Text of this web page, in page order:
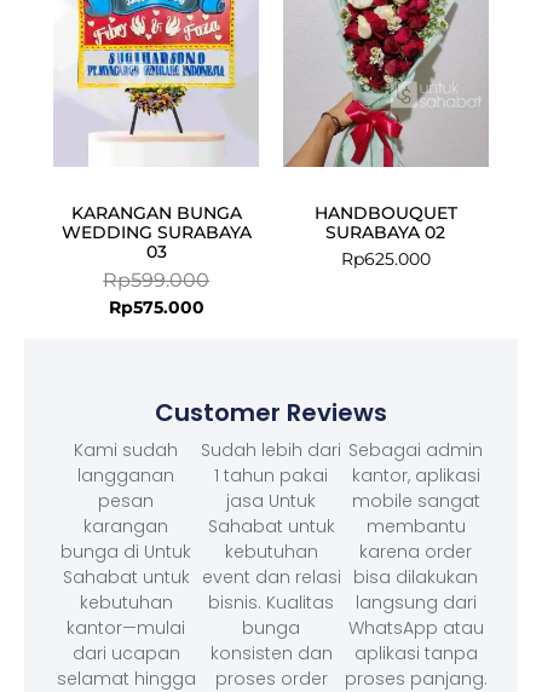
KARANGAN BUNGA
WEDDING SURABAYA
03
Rp599.000
Rp575.000
HANDBOUQUET
SURABAYA 02
Rp625.000
Customer Reviews
Kami sudah
langganan
pesan
karangan
bunga di Untuk
Sahabat untuk
kebutuhan
kantor—mulai
dari ucapan
selamat hingga
Sudah lebih dari
1 tahun pakai
jasa Untuk
Sahabat untuk
kebutuhan
event dan relasi
bisnis. Kualitas
bunga
konsisten dan
proses order
Sebagai admin
kantor, aplikasi
mobile sangat
membantu
karena order
bisa dilakukan
langsung dari
WhatsApp atau
aplikasi tanpa
proses panjang.